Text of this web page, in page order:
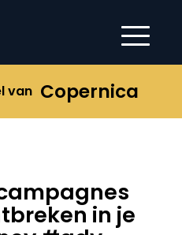
van Copernica
in je